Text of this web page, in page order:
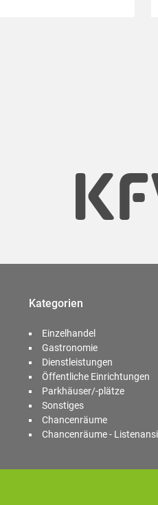
Kategorien
Einzelhandel
Gastronomie
Dienstleistungen
Öffentliche Einrichtungen
Parkhäuser/-plätze
Sonstiges
Chancenräume
Chancenräume -